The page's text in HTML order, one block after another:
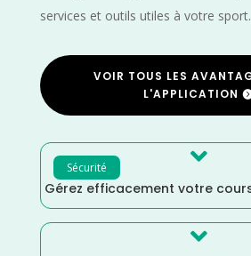
services et outils utiles à votre sport.
VOIR TOUS LES
L'APPLICATION
Sécurité 
Gérez efficacement votre
